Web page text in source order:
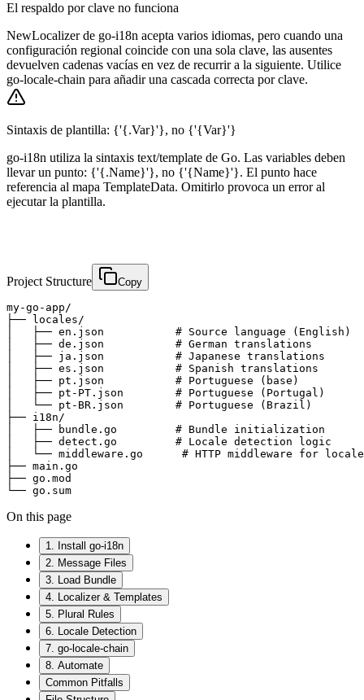
El respaldo por clave no funciona
NewLocalizer de go-i18n acepta varios idiomas, pero cuando una
configuración regional coincide con una sola clave, las ausentes
devuelven cadenas vacías en vez de recurrir a la siguiente. Utilice
go-locale-chain para añadir una cascada correcta por clave.
Sintaxis de plantilla: {'{.Var}'}, no {'{Var}'}
go-i18n utiliza la sintaxis text/template de Go. Las variables deben
llevar un punto: {'{.Name}'}, no {'{Name}'}. El punto hace
referencia al mapa TemplateData. Omitirlo provoca un error al
ejecutar la plantilla.
Project Structure Copy
my-go-app/
├── locales/
│   ├── en.json           # Source language (English)
│   ├── de.json           # German translations
│   ├── ja.json           # Japanese translations
│   ├── es.json           # Spanish translations
│   ├── pt.json           # Portuguese (base)
│   ├── pt-PT.json        # Portuguese (Portugal)
│   └── pt-BR.json        # Portuguese (Brazil)
├── i18n/
│   ├── bundle.go         # Bundle initialization
│   ├── detect.go         # Locale detection logic
│   └── middleware.go      # HTTP middleware for locale
├── main.go
├── go.mod
└── go.sum
On this page
1. Install go-i18n
2. Message Files
3. Load Bundle
4. Localizer & Templates
5. Plural Rules
6. Locale Detection
7. go-locale-chain
8. Automate
Common Pitfalls